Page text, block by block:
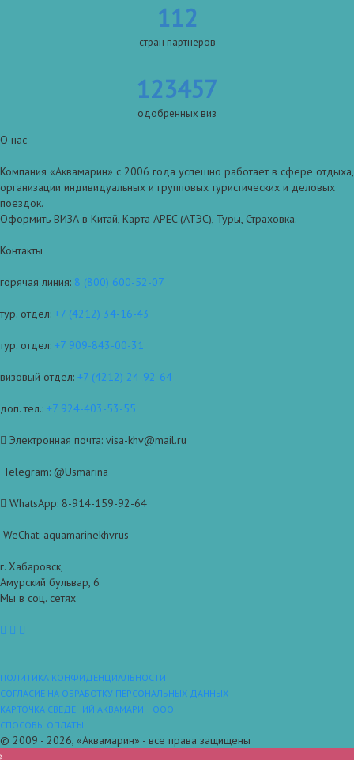
112
стран партнеров
123457
одобренных виз
О нас
Компания «Аквамарин» с 2006 года успешно работает в сфере отдыха,
организации индивидуальных и групповых туристических и деловых
поездок.
Оформить ВИЗА в Китай, Карта APEC (АТЭС), Туры, Страховка.
Контакты
горячая линия: 8 (800) 600-52-07
тур. отдел: +7 (4212) 34-16-43
тур. отдел: +7 909-843-00-31
визовый отдел: +7 (4212) 24-92-64
доп. тел.: +7 924-403-53-55
Электронная почта: visa-khv@mail.ru
Telegram: @Usmarina
WhatsApp: 8-914-159-92-64
WeChat: aquamarinekhvrus
г. Хабаровск,
Амурский бульвар, 6
Мы в соц. сетях
ПОЛИТИКА КОНФИДЕНЦИАЛЬНОСТИ
СОГЛАСИЕ НА ОБРАБОТКУ ПЕРСОНАЛЬНЫХ ДАННЫХ
КАРТОЧКА СВЕДЕНИЙ АКВАМАРИН ООО
СПОСОБЫ ОПЛАТЫ
© 2009 - 2026, «Аквамарин» - все права защищены